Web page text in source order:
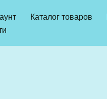
Каталог товаров